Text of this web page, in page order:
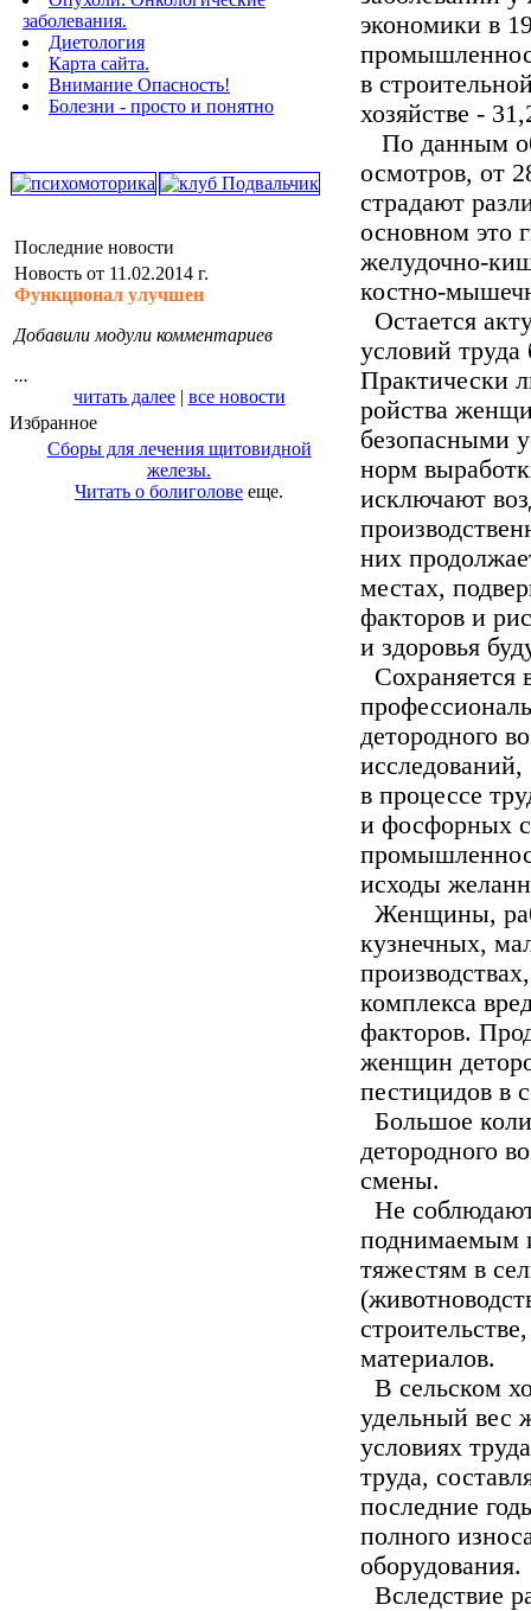
заболевания.
Диетология
Карта сайта.
Внимание Опасность!
Болезни - просто и понятно
Последние новости
Новость от 11.02.2014 г.
Функционал улучшен
Добавили модули комментариев
...
читать далее| все новости
Избранное
Сборы для лечения щитовидной
железы.
Читать о болиголове еще.
экономики в
в
хозяйстве -
По данным
осмотров, от
страдают
основном это
желудочно-
костно-
Остается
условий
Практически
ройства
безопасными
норм
исключают
них
местах,
факторов и
и здоровья
Сохраняется
детородного
в процессе
и фосфорных
исходы
Женщины,
кузнечных,
комп­лекса
факторов.
женщин
пес­тицидов в
Большое
детородного
смены.
Не
поднимае­мым
тяжестям в
материалов.
В сельском
удельный вес
условиях
труда,
пос­ледние
полного
оборудования.
Вследствие